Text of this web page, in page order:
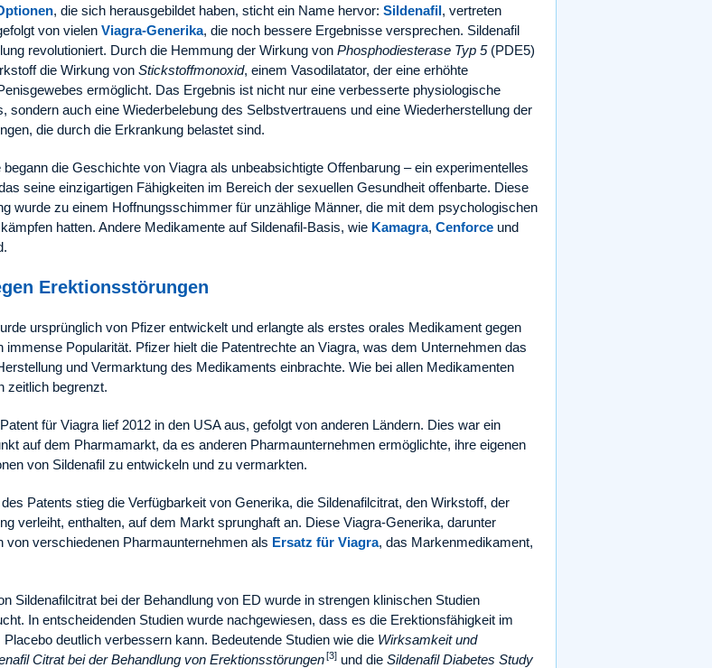
, die sich herausgebildet haben, sticht ein Name hervor: Sildenafil, vertreten
von vielen Viagra-Generika, die noch bessere Ergebnisse versprechen. Sildenafil
revolutioniert. Durch die Hemmung der Wirkung von Phosphodiesterase Typ 5(PDE5)
die Wirkung von Stickstoffmonoxid, einem Vasodilatator, der eine erhöhte
ermöglicht. Das Ergebnis ist nicht nur eine verbesserte physiologische
sondern auch eine Wiederbelebung des Selbstvertrauens und eine Wiederherstellung der
die durch die Erkrankung belastet sind.
die Geschichte von Viagra als unbeabsichtigte Offenbarung – ein experimentelles
seine einzigartigen Fähigkeiten im Bereich der sexuellen Gesundheit offenbarte. Diese
wurde zu einem Hoffnungsschimmer für unzählige Männer, die mit dem psychologischen
hatten. Andere Medikamente auf Sildenafil-Basis, wie Kamagra, Cenforce und
Erektionsstörungen
ursprünglich von Pfizer entwickelt und erlangte als erstes orales Medikament gegen
immense Popularität. Pfizer hielt die Patentrechte an Viagra, was dem Unternehmen das
und Vermarktung des Medikaments einbrachte. Wie bei allen Medikamenten
zeitlich begrenzt.
für Viagra lief 2012 in den USA aus, gefolgt von anderen Ländern. Dies war ein
auf dem Pharmamarkt, da es anderen Pharmaunternehmen ermöglichte, ihre eigenen
von Sildenafil zu entwickeln und zu vermarkten.
Patents stieg die Verfügbarkeit von Generika, die Sildenafilcitrat, den Wirkstoff, der
verleiht, enthalten, auf dem Markt sprunghaft an. Diese Viagra-Generika, darunter
von verschiedenen Pharmaunternehmen als Ersatz für Viagra, das Markenmedikament,
Sildenafilcitrat bei der Behandlung von ED wurde in strengen klinischen Studien
In entscheidenden Studien wurde nachgewiesen, dass es die Erektionsfähigkeit im
deutlich verbessern kann. Bedeutende Studien wie die Wirksamkeit und
Citrat bei der Behandlung von Erektionsstörungen[3] und die Sildenafil Diabetes Study